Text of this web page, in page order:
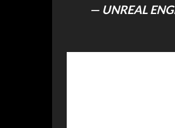
— UNREAL